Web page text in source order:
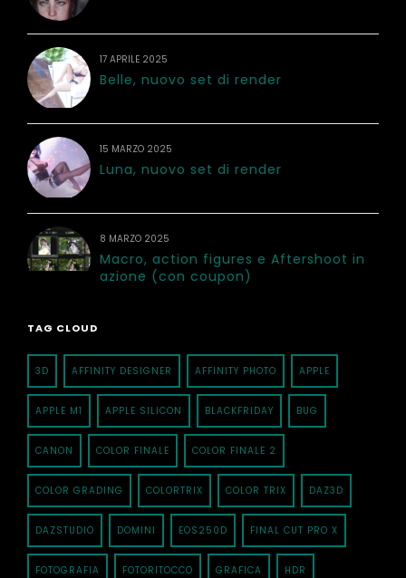
17 APRILE 2025
Belle, nuovo set di render
15 MARZO 2025
Luna, nuovo set di render
8 MARZO 2025
Macro, action figures e Aftershoot in
azione (con coupon)
TAG CLOUD
3D AFFINITY DESIGNER AFFINITY PHOTO APPLE
APPLE M1 APPLE SILICON BLACKFRIDAY BUG
CANON COLOR FINALE COLOR FINALE 2
COLOR GRADING COLORTRIX COLOR TRIX DAZ3D
DAZSTUDIO DOMINI EOS250D FINAL CUT PRO X
FOTOGRAFIA FOTORITOCCO GRAFICA HDR